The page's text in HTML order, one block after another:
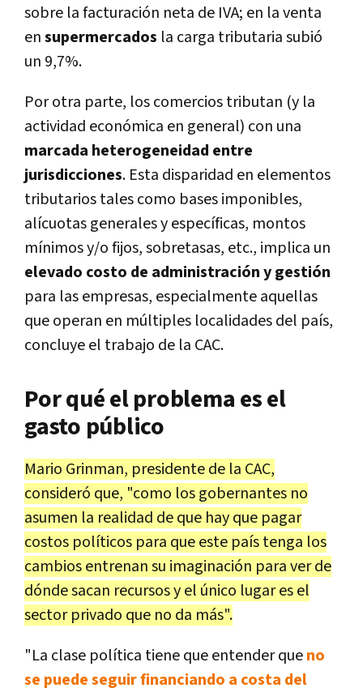
sobre la facturación neta de IVA; en la venta
ensupermercados la carga tributaria subió
un 9,7%.
Por otra parte, los comercios tributan (y la
actividad económica en general) con una
marcada heterogeneidad entre
jurisdicciones. Esta disparidad en elementos
tributarios tales como bases imponibles,
alícuotas generales y específicas, montos
mínimos y/o fijos, sobretasas, etc., implica un
elevado costo de administración y gestión
para las empresas, especialmente aquellas
que operan en múltiples localidades del país,
concluye el trabajo de la CAC.
Por qué el problema es el
gasto público
Mario Grinman, presidente de la CAC,
consideró que, "como los gobernantes no
asumen la realidad de que hay que pagar
costos políticos para que este país tenga los
cambios entrenan su imaginación para ver de
dónde sacan recursos y el único lugar es el
sector privado que no da más".
"La clase política tiene que entender queno
se puede seguir financiando a costa del